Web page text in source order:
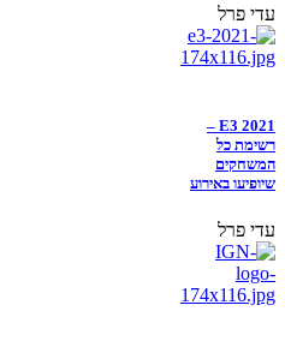
עדי פרל
E3 2021 –
רשימת כל
המשחקים
שיופיעו באירוע
עדי פרל